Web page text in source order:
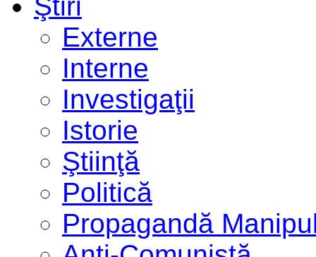
Externe
Interne
Investigaţii
Istorie
Ştiinţă
Politică
Propagandă